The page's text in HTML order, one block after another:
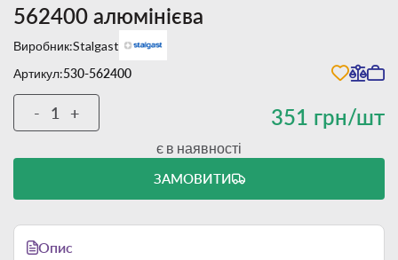
562400 алюмінієва
Виробник:Stalgast
Артикул:530-562400
351 грн/шт
- +
є в наявності
ЗАМОВИТИ
Опис